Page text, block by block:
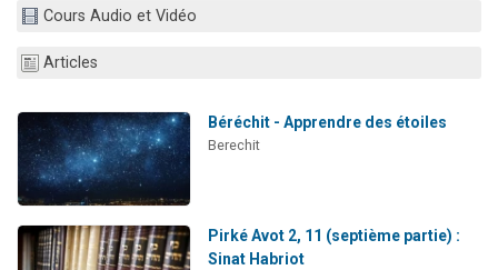
Il reste 49 places pour étudier en groupe sur Zoom
Eva vient de donner son Maasser
Cours Audio et Vidéo
Articles
Béréchit - Apprendre des étoiles
Berechit
Pirké Avot 2, 11 (septième partie) :
Sinat Habriot